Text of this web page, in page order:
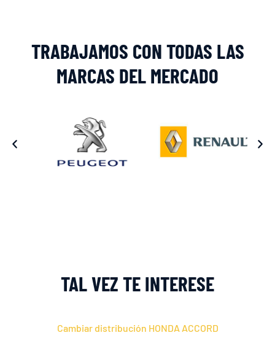
TRABAJAMOS CON TODAS LAS
MARCAS DEL MERCADO
TAL VEZ TE INTERESE
Cambiar distribución HONDA ACCORD